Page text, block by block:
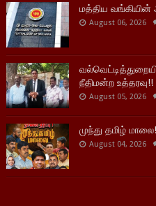
மத்திய வங்கியின்
August 06, 2026
நீதிமன்ற உத்தரவு!!
August 05, 2026
முந்து தமிழ்
August 04, 2026